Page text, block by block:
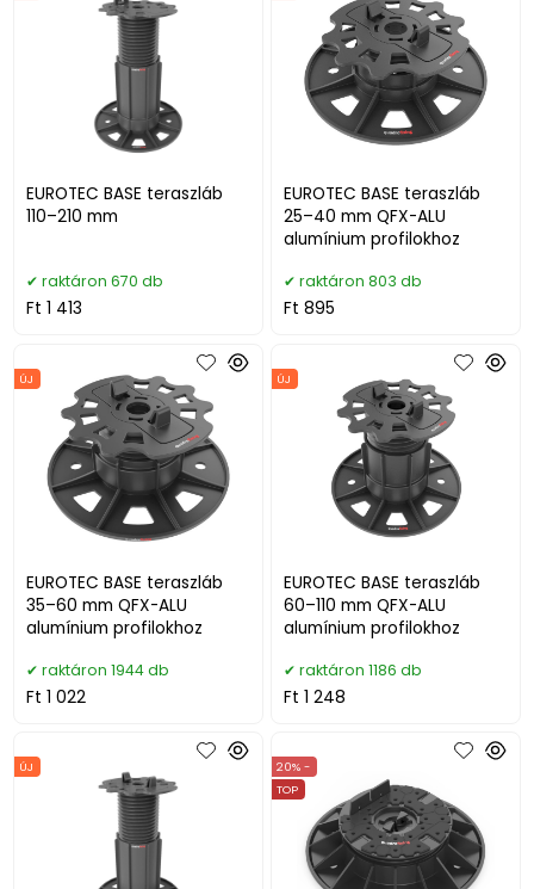
EUROTEC BASE teraszláb
110–210 mm
raktáron 670 db
Ft 1 413
EUROTEC BASE teraszláb
25–40 mm QFX-ALU
alumínium profilokhoz
raktáron 803 db
Ft 895
EUROTEC BASE teraszláb
35–60 mm QFX-ALU
alumínium profilokhoz
ÚJ
raktáron 1944 db
Ft 1 022
EUROTEC BASE teraszláb
60–110 mm QFX-ALU
alumínium profilokhoz
ÚJ
raktáron 1186 db
Ft 1 248
ÚJ
20% -
TOP